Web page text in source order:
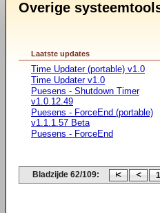
Overige
Laatste updates
Time Updater (portable) v1.0
Time Updater v1.0
Puesens - Shutdown Timer
v1.0.12.49
Puesens - ForceEnd (portable)
v1.1.1.57 Beta
Puesens - ForceEnd
Bladzijde 62/109: 1